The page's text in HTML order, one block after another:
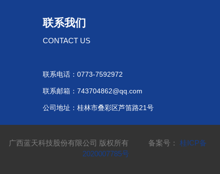
联系我们
CONTACT US
联系电话：0773-7592972
联系邮箱：743704862@qq.com
公司地址：桂林市叠彩区芦笛路21号
广西蓝天科技股份有限公司 版权所有 备案号： 桂ICP备
2020007785号